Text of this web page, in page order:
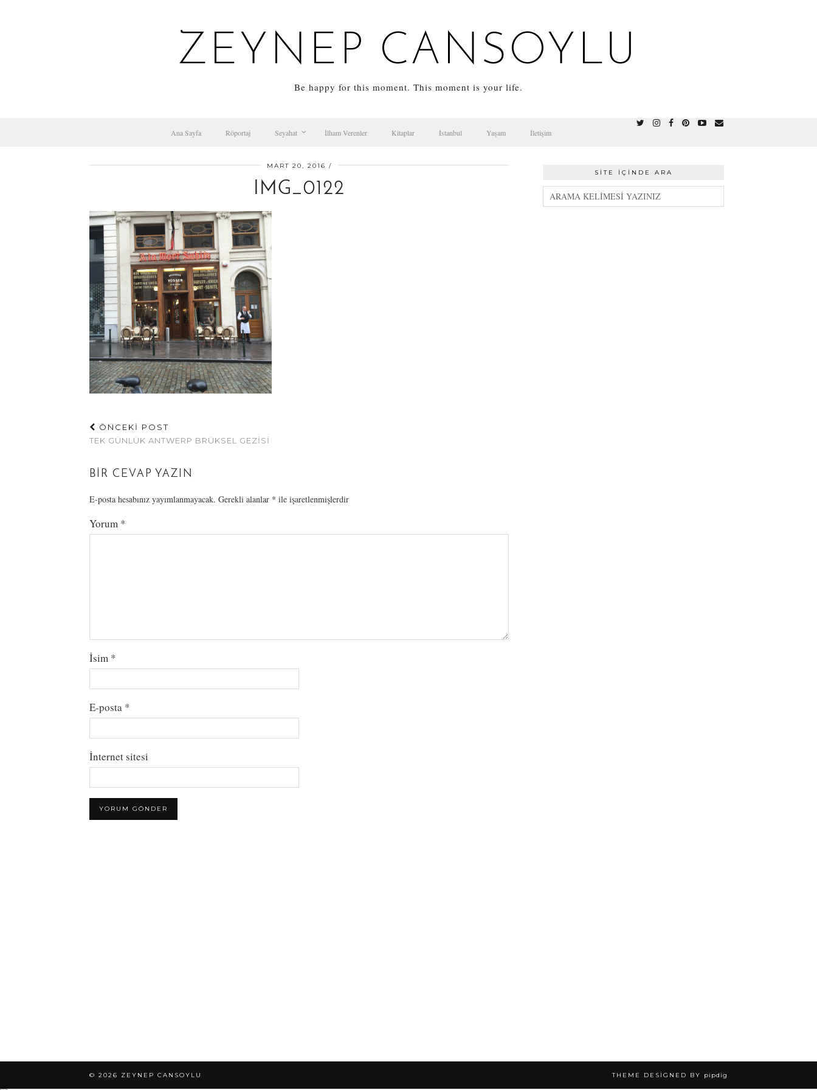
ZEYNEP CANSOYLU
Be happy for this moment. This moment is your life.
Ana Sayfa Röportaj Seyahat İlham Verenler Kitaplar İstanbul Yaşam İletişim
MART 20, 2016
IMG_0122
ÖNCEKİ POST
TEK GÜNLÜK ANTWERP BRÜKSEL GEZISI
BIR CEVAP YAZIN
E-posta hesabınız yayımlanmayacak. Gerekli alanlar * ile işaretlenmişlerdir
Yorum *
İsim *
E-posta *
İnternet sitesi
SITE İÇINDE ARA
© 2026 ZEYNEP CANSOYLU THEME DESIGNED BY pipdig